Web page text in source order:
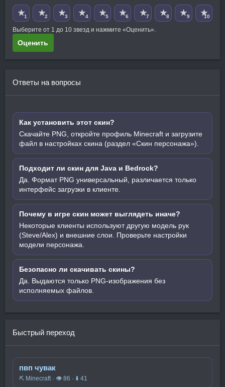
★1 ★2 ★3 ★4 ★5 ★6 ★7 ★8 ★9 ★10
Выберите от 1 до 10 звезд и нажмите «Оценить».
Оценить
Ответы на вопросы
Как установить этот скин?
Скачайте PNG, откройте профиль Minecraft и загрузите
файл в настройках скина (раздел «Скин персонажа»).
Подходит ли скин для Java и Bedrock?
Да. Формат PNG универсальный, различается только
интерфейс загрузки в клиенте.
Почему в игре скин может выглядеть иначе?
Некоторые клиенты используют другую модель рук
(Steve/Alex) и внешние слои. Проверьте настройки
модели персонажа.
Безопасно ли скачивать скины?
Да. Выдаются только PNG-изображения без
исполняемых файлов.
Быстрый переход
пвп чувак
⛏️ Minecraft · 👁 86 · ⬇ 41